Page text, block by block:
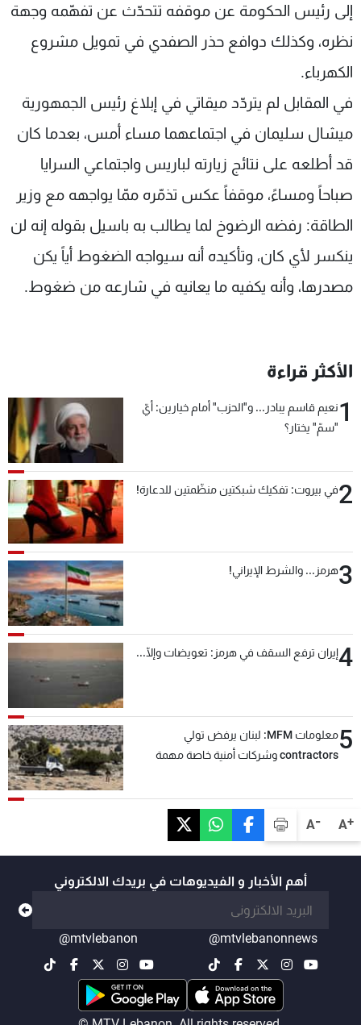
A+
A-
إلى رئيس الحكومة عن موقفه تتحدّث عن تفهّمه وجهة
نظره، وكذلك دوافع حذر الصفدي في تمويل مشروع
الكهرباء.
في المقابل لم يتردّد ميقاتي في إبلاغ رئيس الجمهورية
ميشال سليمان في اجتماعهما مساء أمس، بعدما كان
قد أطلعه على نتائج زيارته لباريس واجتماعي السرايا
صباحاً ومساءً، موقفاً عكس تذمّره ممّا يواجهه مع وزير
الطاقة: رفضه الرضوخ لما يطالب به باسيل بقوله إنه لن
ينكسر لأي كان، وتأكيده أنه سيواجه الضغوط أياً يكن
مصدرها، وأنه يكفيه ما يعانيه في شارعه من ضغوط.
الأكثر قراءة
1نعيم قاسم يبادر... و"الحزب" أمام خيارين: أيّ
"سمّ" يختار؟
2في بيروت: تفكيك شبكتين منظّمتين للدعارة!
3هرمز... والشرط الإيراني!
4إيران ترفع السقف في هرمز: تعويضات وإلّا...
5
معلومات MFM: لبنان يرفض تولي
contractors وشركات أمنية خاصة مهمة
أهم الأخبار و الفيديوهات في بريدك الالكتروني
@mtvlebanonnews
@mtvlebanon